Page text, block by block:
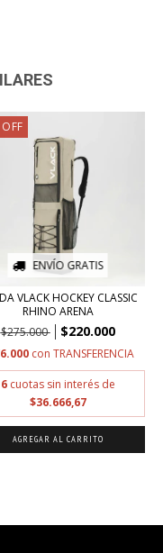
OFF
ENVÍO GRATIS
VLACK HOCKEY CLASSIC
RHINO ARENA
$275.000
$220.000
con TRANSFERENCIA
6 cuotas sin interés de
$36.666,67